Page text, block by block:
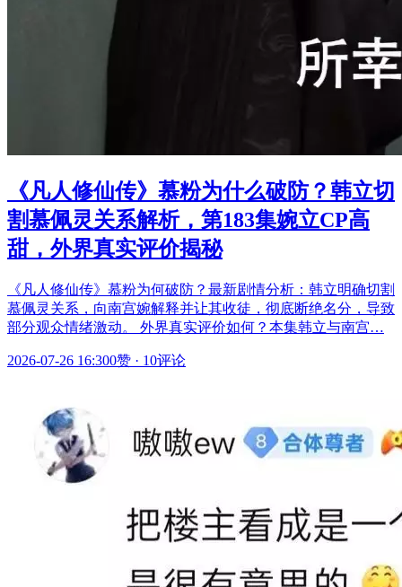
《凡人修仙传》慕粉为什么破防？韩立切
割慕佩灵关系解析，第183集婉立CP高
甜，外界真实评价揭秘
《凡人修仙传》慕粉为何破防？最新剧情分析：韩立明确切割
慕佩灵关系，向南宫婉解释并让其收徒，彻底断绝名分，导致
部分观众情绪激动。 外界真实评价如何？本集韩立与南宫…
2026-07-26 16:300赞 · 10评论